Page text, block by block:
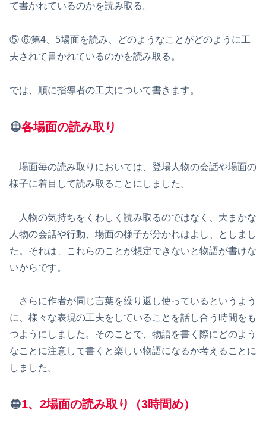
て書かれているのかを読み取る。
⑤ ⑥第4、5場面を読み、どのようなことがどのように工
夫されて書かれているのかを読み取る。
では、順に指導者の工夫について書きます。
🟠各場面の読み取り
場面毎の読み取りにおいては、登場人物の会話や場面の
様子に着目して読み取ることにしました。
人物の気持ちをくわしく読み取るのではなく、大まかな
人物の会話や行動、場面の様子が分かれはよし、としまし
た。それは、これらのことが想定できないと物語が書けな
いからです。
さらに作者が同じ言葉を繰り返し使っているというよう
に、様々な表現の工夫をしていることを話し合う時間をも
つようにしました。そのことで、物語を書く際にどのよう
なことに注意して書くと楽しい物語になるか考えることに
しました。
🟠1、2場面の読み取り（3時間め）